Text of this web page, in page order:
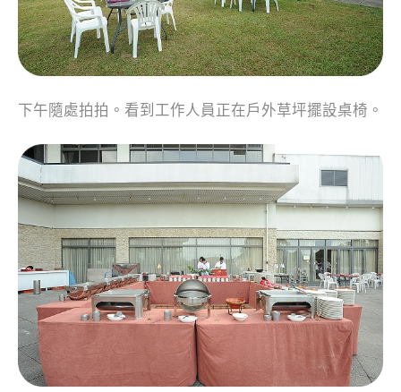
下午隨處拍拍。看到工作人員正在戶外草坪擺設桌椅。